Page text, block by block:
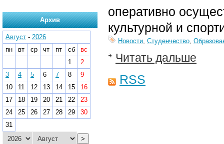
оперативно
культурной и
Новости, Студенчество,
Читать дальше
RSS
Архив
Август - 2026
пн
вт ср чт пт сб
вс
1
2
3
4 5 6 7 8
9
10
11 12 13 14 15
16
17
18 19 20 21 22
23
24
25 26 27 28 29
30
31
>